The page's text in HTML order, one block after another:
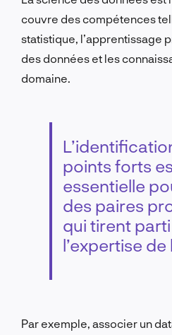
couvre des compétences
statistique, l’apprentissage
des données et les
domaine.
points forts
essentielle
des paires
qui tirent
l’expertise de
Par exemple, associer un